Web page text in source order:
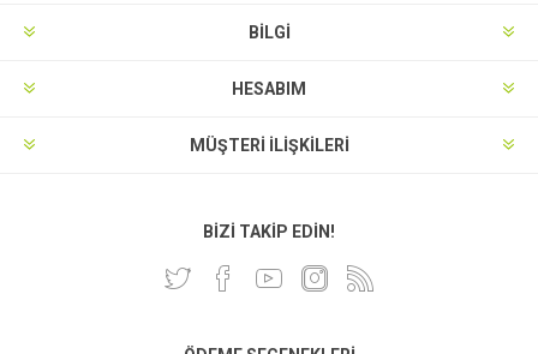
BILGI
HESABIM
MÜŞTERI İLIŞKILERI
BIZI TAKIP EDIN!